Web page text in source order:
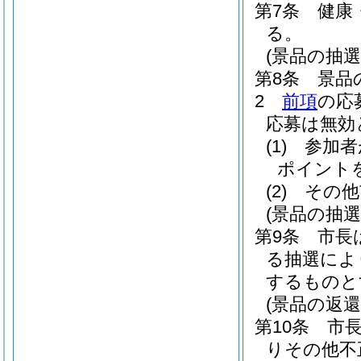
第7条
健康
る。
(景品の抽
第8条
景品
2
前項の応
応募は無
(1)
参加
ポイント
(2)
その
(景品の抽
第9条
市長
る抽選に
するもの
(景品の返
第10条
市
りその他